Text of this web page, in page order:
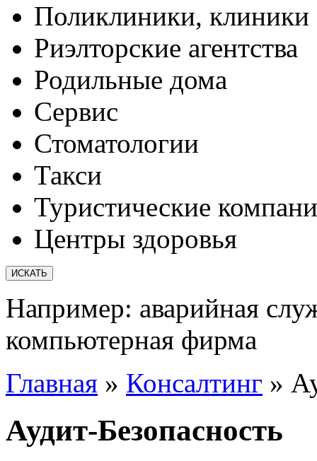
Поликлиники, клиники
Риэлторские агентства
Родильные дома
Сервис
Стоматологии
Такси
Туристические
Центры здоровья
Например: аварийная
компьютерная фирма
Главная » Консалтинг »
Аудит-Безопасность